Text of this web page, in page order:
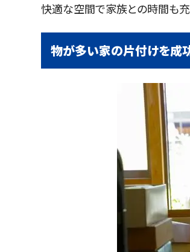
快適な空間で家族との時間も充
物が多い家の片付けを成